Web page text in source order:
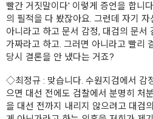
빨간 거짓말이다' 이렇게 증언을 합니
의 필적을 다 봤잖아요. 그런데 자기
아니라고 하고 문서 감정, 대검의 문서
가짜라고 하고. 그러면 아니라고 빨리
당시 결론을 안 냈다는 거죠?
◇최정규 : 맞습니다. 수원지검에서 감
으면 대선 전에도 검찰에서 분명히 처
을 대선 전까지 내리지 않으려고 대검